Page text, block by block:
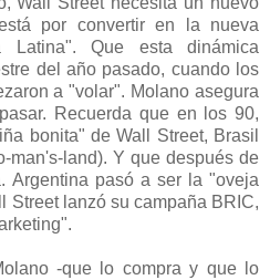
por convertir en la nueva
Latina". Que esta dinámica
del año pasado, cuando los
a "volar". Molano asegura
Recuerda que en los 90,
bonita" de Wall Street, Brasil
man's-land). Y que después de
Argentina pasó a ser la "oveja
Street lanzó su campaña BRIC,
-que lo compra y que lo